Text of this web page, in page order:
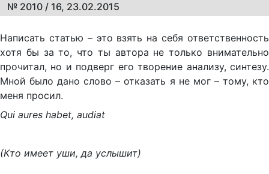
№ 2010 / 16, 23.02.2015
На­пи­сать ста­тью – это взять на се­бя от­вет­ст­вен­ность
хо­тя бы за то, что ты ав­то­ра не толь­ко вни­ма­тель­но
про­чи­тал, но и под­верг его тво­ре­ние ана­ли­зу, син­те­зу.
Мной бы­ло да­но сло­во – от­ка­зать я не мог – то­му, кто
ме­ня про­сил.
Qui aures habet, audiat
(Кто имеет уши, да услышит)